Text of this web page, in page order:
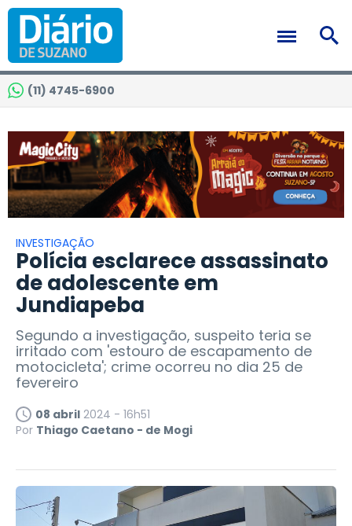
(11) 4745-6900
INVESTIGAÇÃO
Polícia esclarece assassinato
de adolescente em
Jundiapeba
Segundo a investigação, suspeito teria se
irritado com 'estouro de escapamento de
motocicleta'; crime ocorreu no dia 25 de
fevereiro
08 abril 2024 - 16h51
Por Thiago Caetano - de Mogi